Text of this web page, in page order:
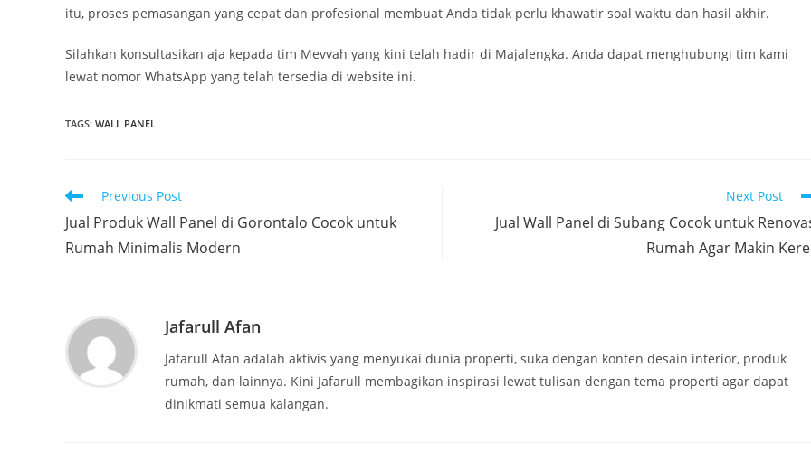
itu, proses pemasangan yang cepat dan profesional membuat Anda tidak perlu khawatir soal waktu dan hasil akhir.
Silahkan konsultasikan aja kepada tim Mevvah yang kini telah hadir di Majalengka. Anda dapat menghubungi tim kami
lewat nomor WhatsApp yang telah tersedia di website ini.
TAGS: WALL PANEL
Read
articles
Previous Post
Jual Produk Wall Panel di Gorontalo Cocok untuk
Rumah Minimalis Modern
Next Post
Jual Wall Panel di Subang Cocok untuk
Rumah Agar Makin
Jafarull Afan
Jafarull Afan adalah aktivis yang menyukai dunia properti, suka dengan konten desain interior, produk
rumah, dan lainnya. Kini Jafarull membagikan inspirasi lewat tulisan dengan tema properti agar dapat
dinikmati semua kalangan.